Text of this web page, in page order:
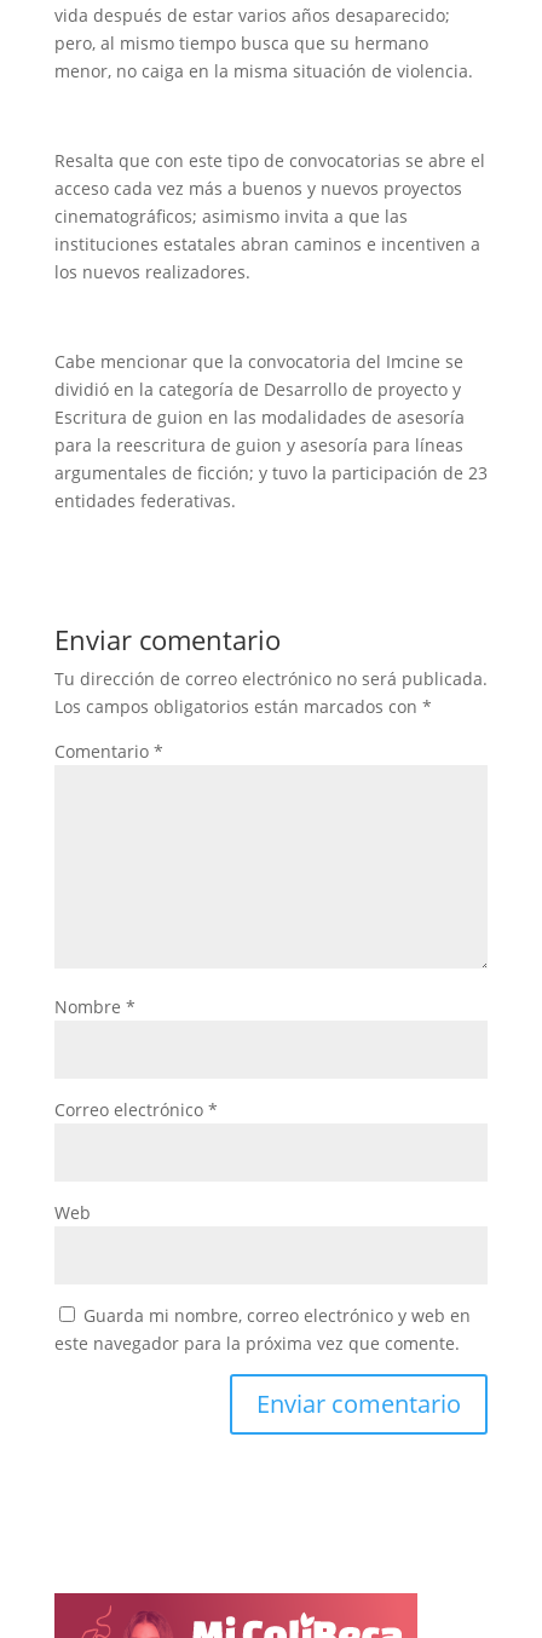
vida después de estar varios años desaparecido;
pero, al mismo tiempo busca que su hermano
menor, no caiga en la misma situación de violencia.
Resalta que con este tipo de convocatorias se abre el
acceso cada vez más a buenos y nuevos proyectos
cinematográficos; asimismo invita a que las
instituciones estatales abran caminos e incentiven a
los nuevos realizadores.
Cabe mencionar que la convocatoria del Imcine se
dividió en la categoría de Desarrollo de proyecto y
Escritura de guion en las modalidades de asesoría
para la reescritura de guion y asesoría para líneas
argumentales de ficción; y tuvo la participación de 23
entidades federativas.
Enviar comentario
Tu dirección de correo electrónico no será publicada.
Los campos obligatorios están marcados con *
Comentario *
Nombre *
Correo electrónico *
Web
Guarda mi nombre, correo electrónico y web en
este navegador para la próxima vez que comente.